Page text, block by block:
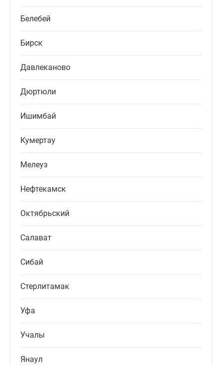
Белебей
Бирск
Давлеканово
Дюртюли
Ишимбай
Кумертау
Мелеуз
Нефтекамск
Октябрьский
Салават
Сибай
Стерлитамак
Уфа
Учалы
Янаул